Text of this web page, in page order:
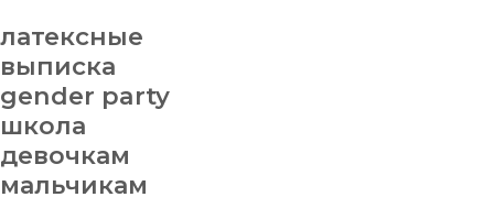
латексные
выписка
gender party
школа
девочкам
мальчикам